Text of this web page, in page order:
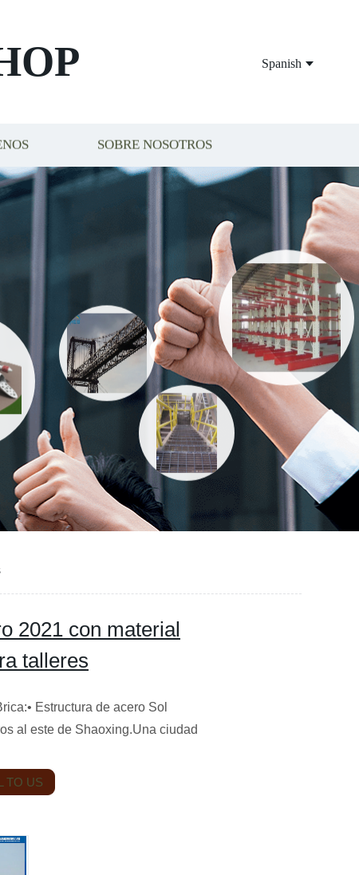
Spanish
SOBRE NOSOTROS
2021 con material
talleres
Estructura de acero Sol
al este de Shaoxing.Una ciudad
TO US